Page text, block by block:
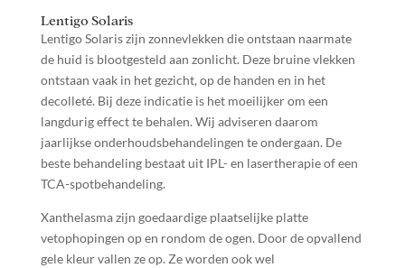
Lentigo Solaris
Lentigo Solaris zijn zonnevlekken die ontstaan naarmate
de huid is blootgesteld aan zonlicht. Deze bruine vlekken
ontstaan vaak in het gezicht, op de handen en in het
decolleté. Bij deze indicatie is het moeilijker om een
langdurig effect te behalen. Wij adviseren daarom
jaarlijkse onderhoudsbehandelingen te ondergaan. De
beste behandeling bestaat uit IPL- en lasertherapie of een
TCA-spotbehandeling.
Xanthelasma zijn goedaardige plaatselijke platte
vetophopingen op en rondom de ogen. Door de opvallend
gele kleur vallen ze op. Ze worden ook wel